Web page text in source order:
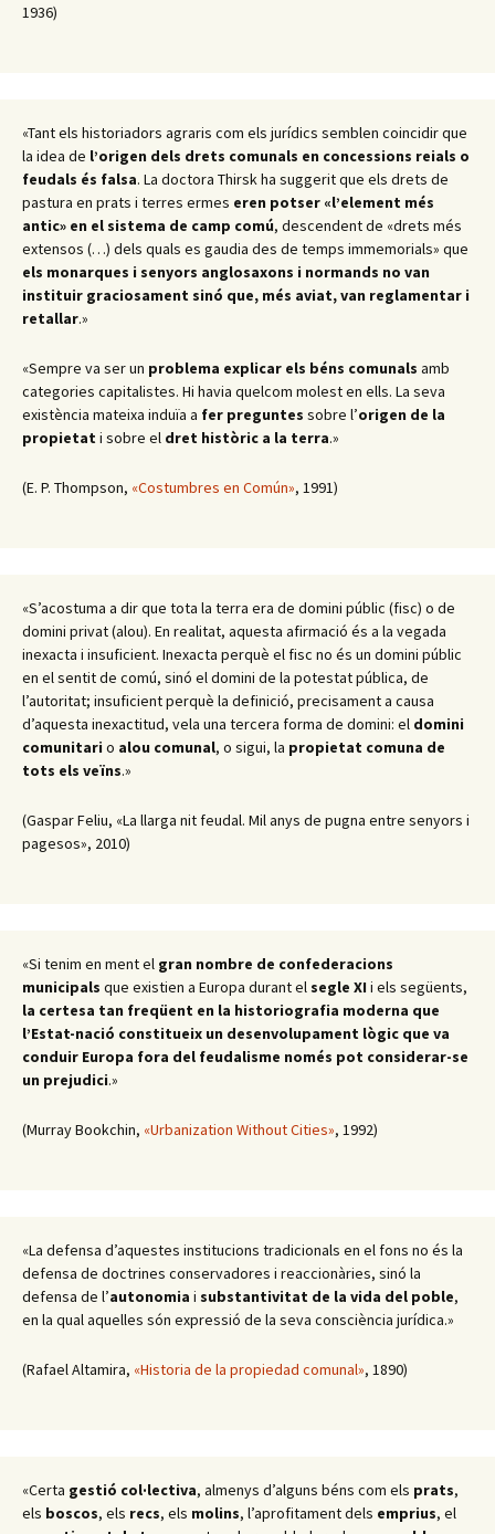
1936)
«Tant els historiadors agraris com els jurídics semblen coincidir que
la idea de l’origen dels drets comunals en concessions reials o
feudals és falsa. La doctora Thirsk ha suggerit que els drets de
pastura en prats i terres ermes eren potser «l’element més
antic» en el sistema de camp comú, descendent de «drets més
extensos (…) dels quals es gaudia des de temps immemorials» que
els monarques i senyors anglosaxons i normands no van
instituir graciosament sinó que, més aviat, van reglamentar i
retallar.»
«Sempre va ser un problema explicar els béns comunals amb
categories capitalistes. Hi havia quelcom molest en ells. La seva
existència mateixa induïa a fer preguntes sobre l’origen de la
propietat i sobre el dret històric a la terra.»
(E. P. Thompson, «Costumbres en Común», 1991)
«S’acostuma a dir que tota la terra era de domini públic (fisc) o de
domini privat (alou). En realitat, aquesta afirmació és a la vegada
inexacta i insuficient. Inexacta perquè el fisc no és un domini públic
en el sentit de comú, sinó el domini de la potestat pública, de
l’autoritat; insuficient perquè la definició, precisament a causa
d’aquesta inexactitud, vela una tercera forma de domini: el domini
comunitari o alou comunal, o sigui, la propietat comuna de
tots els veïns.»
(Gaspar Feliu, «La llarga nit feudal. Mil anys de pugna entre senyors i
pagesos», 2010)
«Si tenim en ment el gran nombre de confederacions
municipals que existien a Europa durant el segle XI i els següents,
la certesa tan freqüent en la historiografia moderna que
l’Estat-nació constitueix un desenvolupament lògic que va
conduir Europa fora del feudalisme només pot considerar-se
un prejudici.»
(Murray Bookchin, «Urbanization Without Cities», 1992)
«La defensa d’aquestes institucions tradicionals en el fons no és la
defensa de doctrines conservadores i reaccionàries, sinó la
defensa de l’autonomia i substantivitat de la vida del poble,
en la qual aquelles són expressió de la seva consciència jurídica.»
(Rafael Altamira, «Historia de la propiedad comunal», 1890)
«Certa gestió col·lectiva, almenys d’alguns béns com els prats,
els boscos, els recs, els molins, l’aprofitament dels emprius, el